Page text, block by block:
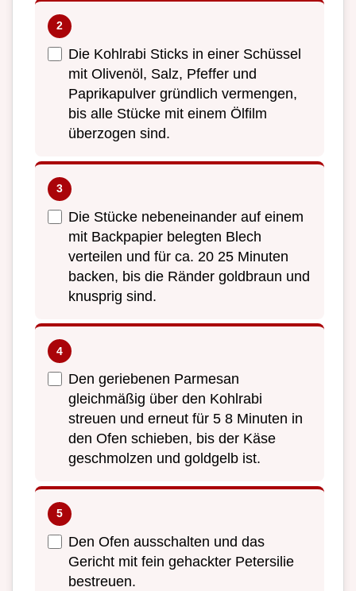
Die Kohlrabi Sticks in einer Schüssel
mit Olivenöl, Salz, Pfeffer und
Paprikapulver gründlich vermengen,
bis alle Stücke mit einem Ölfilm
überzogen sind.
Die Stücke nebeneinander auf einem
mit Backpapier belegten Blech
verteilen und für ca. 20 25 Minuten
backen, bis die Ränder goldbraun und
knusprig sind.
Den geriebenen Parmesan
gleichmäßig über den Kohlrabi
streuen und erneut für 5 8 Minuten in
den Ofen schieben, bis der Käse
geschmolzen und goldgelb ist.
Den Ofen ausschalten und das
Gericht mit fein gehackter Petersilie
bestreuen.